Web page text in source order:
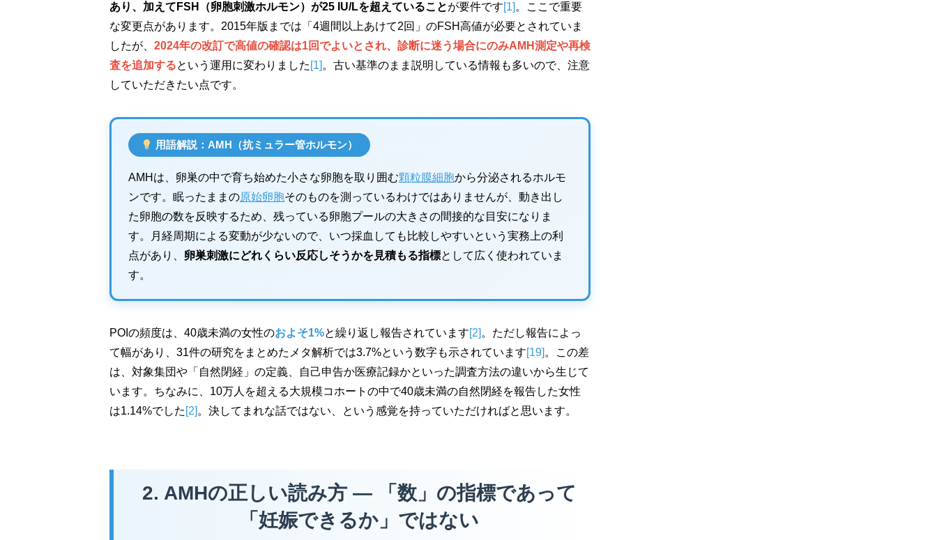
あり、加えてFSH（卵胞刺激ホルモン）が25 IU/Lを超えていることが要件です[1] 。ここで重要
な変更点があります。2015年版までは「4週間以上あけて2回」のFSH高値が必要とされていま
したが、 2024年の改訂で高値の確認は1回でよいとされ、診断に迷う場合にのみAMH測定や再検
査を追加するという運用に変わりました [1] 。古い基準のまま説明している情報も多いので、注意
していただきたい点です。
用語解説：AMH（抗ミュラー管ホルモン）
AMHは、卵巣の中で育ち始めた小さな卵胞を取り囲む顆粒膜細胞から分泌されるホルモ
ンです。眠ったままの原始卵胞そのものを測っているわけではありませんが、動き出し
た卵胞の数を反映するため、残っている卵胞プールの大きさの間接的な目安になりま
す。月経周期による変動が少ないので、いつ採血しても比較しやすいという実務上の利
点があり、 卵巣刺激にどれくらい反応しそうかを見積もる指標として広く使われていま
す。
POIの頻度は、40歳未満の女性のおよそ1%と繰り返し報告されています[2] 。ただし報告によっ
て幅があり、31件の研究をまとめたメタ解析では3.7%という数字も示されています[19] 。この差
は、対象集団や「自然閉経」の定義、自己申告か医療記録かといった調査方法の違いから生じて
います。ちなみに、10万人を超える大規模コホートの中で40歳未満の自然閉経を報告した女性
は1.14%でした [2] 。決してまれな話ではない、という感覚を持っていただければと思います。
2. AMHの正しい読み方 ― 「数」の指標であって
「妊娠できるか」ではない